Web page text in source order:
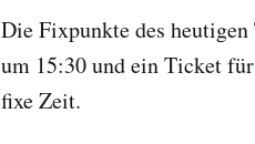
Die Fixpunkte des
um 15:30 und ein Ticket
fixe Zeit.